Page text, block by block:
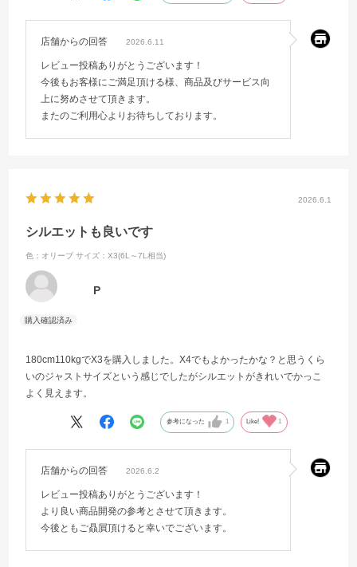
店舗からの回答 2026.6.11
レビュー投稿ありがとうございます！
今後もお客様にご満足頂ける様、商品及びサービス向
上に努めさせて頂きます。
またのご利用心よりお待ちしております。
2026.6.1
シルエットも良いです
色：オリーブ サイズ：X3(6L～7L相当)
P
180cm110kgでX3を購入しました。X4でもよかったかな？と思うくら
いのジャストサイズという感じでしたがシルエットがきれいでかっこ
よく見えます。
参考になった 1 Like! 1
店舗からの回答 2026.6.2
レビュー投稿ありがとうございます！
より良い商品開発の参考とさせて頂きます。
今後ともご贔屓頂けると幸いでございます。